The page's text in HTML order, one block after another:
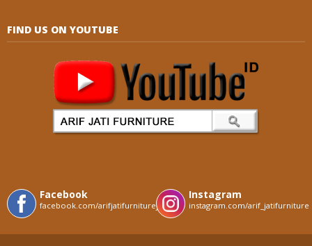
FIND US ON YOUTUBE
Facebook
facebook.com/arifjatifurniturejepara
Instagram
instagram.com/arif_jatifurniture